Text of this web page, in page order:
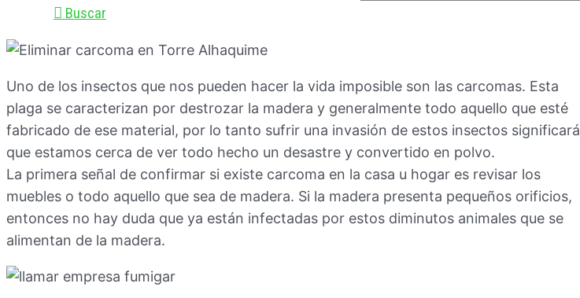
Buscar
Uno de los insectos que nos pueden hacer la vida imposible son las carcomas. Esta
plaga se caracterizan por destrozar la madera y generalmente todo aquello que esté
fabricado de ese material, por lo tanto sufrir una invasión de estos insectos significará
que estamos cerca de ver todo hecho un desastre y convertido en polvo.
La primera señal de confirmar si existe carcoma en la casa u hogar es revisar los
muebles o todo aquello que sea de madera. Si la madera presenta pequeños orificios,
entonces no hay duda que ya están infectadas por estos diminutos animales que se
alimentan de la madera.